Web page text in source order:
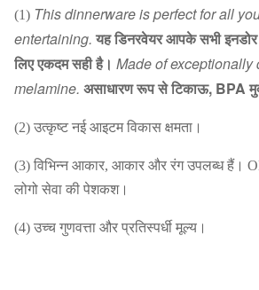
(1) This dinnerware is perfect for all
entertaining. यह डिनरवेयर आपके सभी
लिए एकदम सही है। Made of exceptionally
melamine. असाधारण रूप से टिकाऊ, BPA
(2) उत्कृष्ट नई आइटम विकास क्षमता।
(3) विभिन्न आकार, आकार और रंग उपलब्ध हैं।
लोगो सेवा की पेशकश।
(4) उच्च गुणवत्ता और प्रतिस्पर्धी मूल्य।